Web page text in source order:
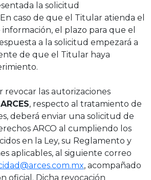
la solicitud
caso de que el Titular atienda el
el plazo para que el
a la solicitud empezará a
de que el Titular haya
revocar las autorizaciones
ARCES, respecto al tratamiento de
deberá enviar una solicitud de
ARCO al cumpliendo los
en la Ley, su Reglamento y
aplicables, al siguiente correo
, acompañado
oficial. Dicha revocación